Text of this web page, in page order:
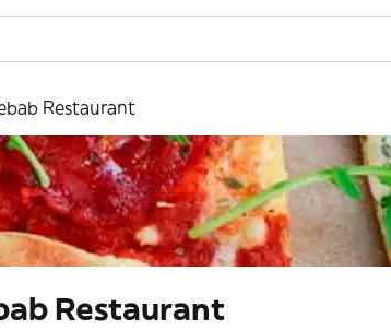
Restaurant
Restaurant